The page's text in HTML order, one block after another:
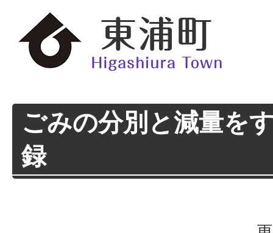
ごみの分別と減量を
録